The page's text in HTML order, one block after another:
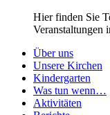
Hier finden Sie
Veranstaltungen
Über uns
Unsere Kirchen
Kindergarten
Was tun wenn…
Aktivitäten